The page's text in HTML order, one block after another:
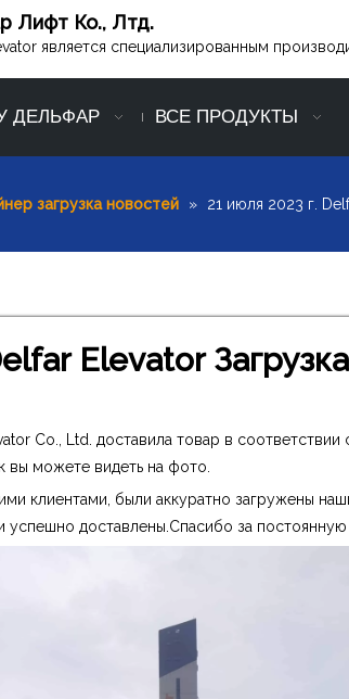
Лифт Ко., Лтд.
является специализированным
ДЕЛЬФАР ВСЕ ПРОДУКТЫ
загрузка новостей » 21 июля 2023 г.
Elevator
Co., Ltd. доставила товар в
вы можете видеть на фото.
клиентами, были аккуратно загружены
успешно доставлены.Спасибо за